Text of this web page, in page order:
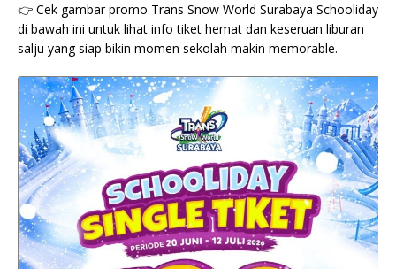
👉 Cek gambar promo Trans Snow World Surabaya Schooliday
di bawah ini untuk lihat info tiket hemat dan keseruan liburan
salju yang siap bikin momen sekolah makin memorable.